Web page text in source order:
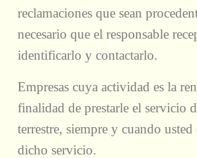
reclamaciones que sean
necesario que el responsable
identificarlo y contactarlo.
Empresas cuya actividad es la
finalidad de prestarle el servicio
terrestre, siempre y cuando
dicho servicio.